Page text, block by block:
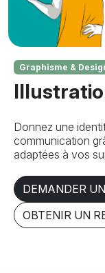
Graphisme &
Donnez une
communication
adaptées à vos
DEMANDER
OBTENIR UN